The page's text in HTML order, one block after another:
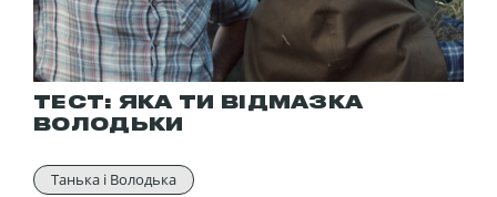
ТЕСТ: ЯКА ТИ ВІДМАЗКА
ВОЛОДЬКИ
Танька і Володька